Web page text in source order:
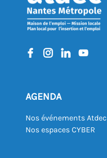
AGENDA
Nos événements Atdec
Nos espaces CYBER